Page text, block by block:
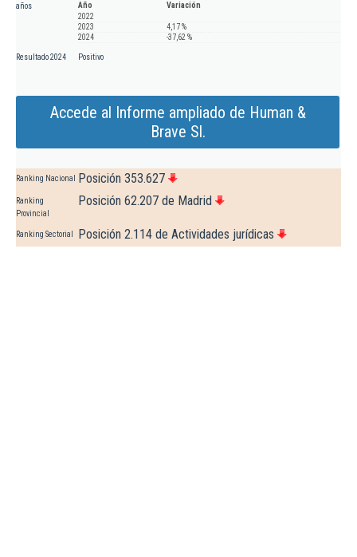
años
Año
Variación
2022
2023
4,17 %
2024
-37,62 %
Resultado 2024 Positivo
Accede al Informe ampliado de Human &
Brave Sl.
Ranking Nacional Posición 353.627
Ranking
Provincial
Posición 62.207 de Madrid
Ranking Sectorial Posición 2.114 de Actividades jurídicas